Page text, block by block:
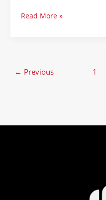
Read More »
← Previous 1